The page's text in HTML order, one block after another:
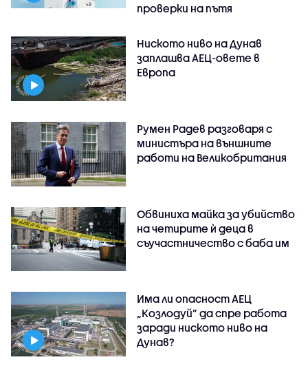
проверки на пътя
Ниското ниво на Дунав
заплашва АЕЦ-овете в
Европа
Румен Радев разговаря с
министъра на външните
работи на Великобритания
Обвиниха майка за убийство
на четирите ѝ деца в
съучастничество с баба им
Има ли опасност АЕЦ
„Козлодуй” да спре работа
заради ниското ниво на
Дунав?